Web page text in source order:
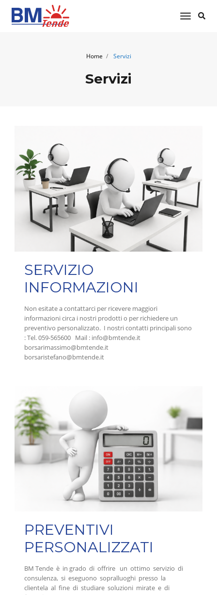
toggle
Home Servizi
Servizi
SERVIZIO
INFORMAZIONI
Non esitate a contattarci per ricevere maggiori
informazioni circa i nostri prodotti o per richiedere un
preventivo personalizzato. I nostri contatti principali sono
: Tel. 059-565600 Mail : info@bmtende.it
borsarimassimo@bmtende.it
borsaristefano@bmtende.it
PREVENTIVI
PERSONALIZZATI
BM Tende è in grado di offrire un ottimo servizio di
consulenza, si eseguono sopralluoghi presso la
clientela al fine di studiare soluzioni mirate e di